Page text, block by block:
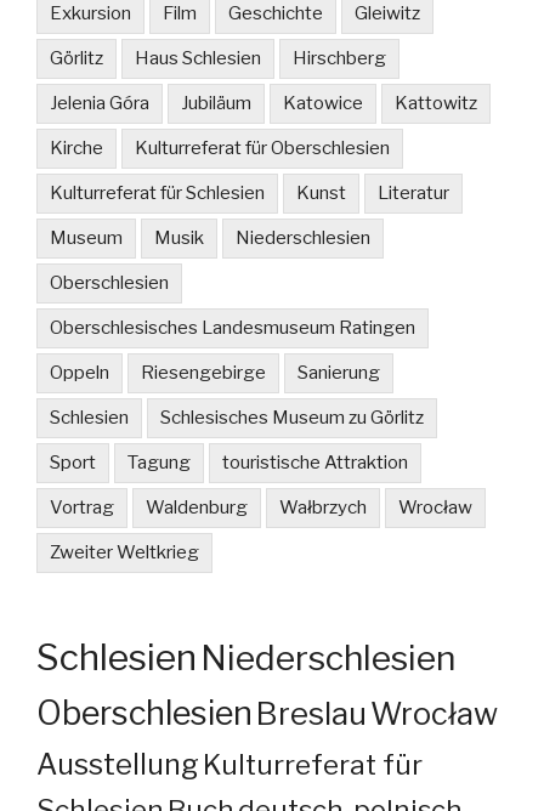
Exkursion Film Geschichte Gleiwitz
Görlitz Haus Schlesien Hirschberg
Jelenia Góra Jubiläum Katowice Kattowitz
Kirche Kulturreferat für Oberschlesien
Kulturreferat für Schlesien Kunst Literatur
Museum Musik Niederschlesien
Oberschlesien
Oberschlesisches Landesmuseum Ratingen
Oppeln Riesengebirge Sanierung
Schlesien Schlesisches Museum zu Görlitz
Sport Tagung touristische Attraktion
Vortrag Waldenburg Wałbrzych Wrocław
Zweiter Weltkrieg
Schlesien Niederschlesien
Oberschlesien Breslau Wrocław
Ausstellung Kulturreferat für